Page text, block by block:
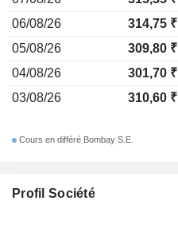
Profil Société
06/08/26
314,75 ₹
05/08/26
309,80 ₹
04/08/26
301,70 ₹
03/08/26
310,60 ₹
Cours en différé Bombay S.E.